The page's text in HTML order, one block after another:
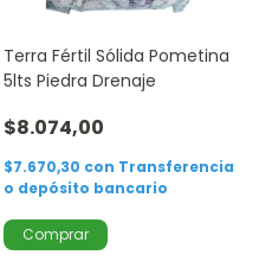
Terra Fértil Sólida Pometina
5lts Piedra Drenaje
$8.074,00
$7.670,30 con Transferencia
o depósito bancario